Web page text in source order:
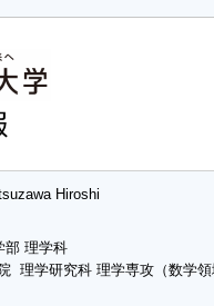
Hiroshi
部 理学科
理学研究科 理学専攻（数学